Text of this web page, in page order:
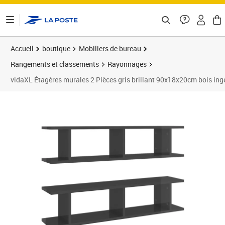
Accueil boutique
Mobiliers de bureau
Rangements et classements
Rayonnages
vidaXL Étagères murales 2 Pièces gris brillant 90x18x20cm bois